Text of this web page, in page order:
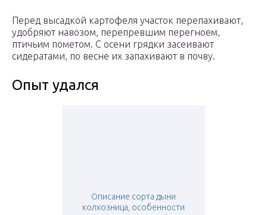
Перед высадкой картофеля участок перепахивают,
удобряют навозом, перепревшим перегноем,
птичьим пометом. С осени грядки засеивают
сидератами, по весне их запахивают в почву.
Опыт удался
Описание сорта дыни
колхозница, особенности